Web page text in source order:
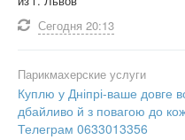
Сегодня 20:13
Парикмахерские услуги
Куплю у Дніпрі-ваше довге
дбайливо й з повагою до
Телеграм 0633013356